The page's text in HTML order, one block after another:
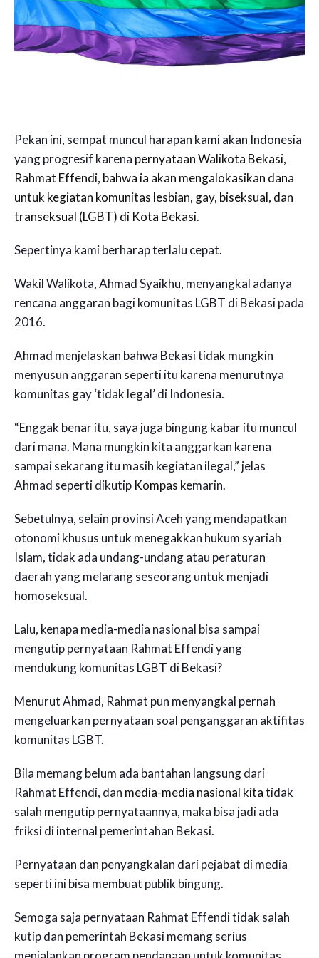
Pekan ini, sempat muncul harapan kami akan Indonesia
yang progresif karena pernyataan Walikota Bekasi,
Rahmat Effendi, bahwa ia akan mengalokasikan dana
untuk kegiatan komunitas lesbian, gay, biseksual, dan
transeksual (LGBT) di Kota Bekasi.
Sepertinya kami berharap terlalu cepat.
Wakil Walikota, Ahmad Syaikhu, menyangkal adanya
rencana anggaran bagi komunitas LGBT di Bekasi pada
2016.
Ahmad menjelaskan bahwa Bekasi tidak mungkin
menyusun anggaran seperti itu karena menurutnya
komunitas gay ‘tidak legal’ di Indonesia.
“Enggak benar itu, saya juga bingung kabar itu muncul
dari mana. Mana mungkin kita anggarkan karena
sampai sekarang itu masih kegiatan ilegal,” jelas
Ahmad seperti dikutip Kompas kemarin.
Sebetulnya, selain provinsi Aceh yang mendapatkan
otonomi khusus untuk menegakkan hukum syariah
Islam, tidak ada undang-undang atau peraturan
daerah yang melarang seseorang untuk menjadi
homoseksual.
Lalu, kenapa media-media nasional bisa sampai
mengutip pernyataan Rahmat Effendi yang
mendukung komunitas LGBT di Bekasi?
Menurut Ahmad, Rahmat pun menyangkal pernah
mengeluarkan pernyataan soal penganggaran aktifitas
komunitas LGBT.
Bila memang belum ada bantahan langsung dari
Rahmat Effendi, dan media-media nasional kitatidak
salah mengutip pernyataannya, maka bisa jadi ada
friksi di internal pemerintahan Bekasi.
Pernyataan dan penyangkalan dari pejabat di media
seperti ini bisa membuat publik bingung.
Semoga saja pernyataan Rahmat Effendi tidak salah
kutip dan pemerintah Bekasi memang serius